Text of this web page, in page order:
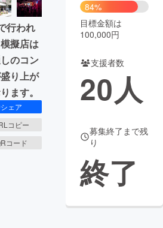
業 チャレンジ
域活性化
Good
CAMPFIRE Creation
と納税machi-ya コミュニティ
行われ
擬店は
のコン
り上が
ます。
シェア
コピー
コード
84%
目標金額は
100,000円
支援者数
20人
募集終了まで残
り
終了